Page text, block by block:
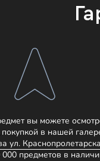
вы можете
в нашей
ул.
предметов в